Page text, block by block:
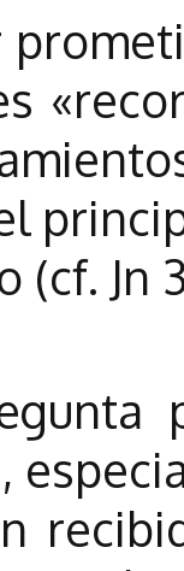
(cf. Jn